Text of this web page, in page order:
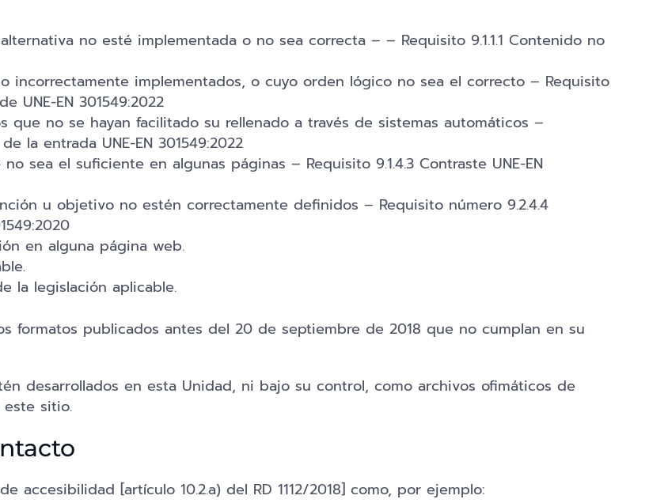
no esté implementada o no sea correcta – – Requisito 9.1.1.1 Contenido no
incorrectamente implementados, o cuyo orden lógico no sea el correcto – Requisito
UNE-EN 301549:2022
que no se hayan facilitado su rellenado a través de sistemas automáticos –
la entrada UNE-EN 301549:2022
sea el suficiente en algunas páginas – Requisito 9.1.4.3 Contraste UNE-EN
u objetivo no estén correctamente definidos – Requisito número 9.2.4.4
en alguna página web.
la legislación aplicable.
formatos publicados antes del 20 de septiembre de 2018 que no cumplan en su
desarrollados en esta Unidad, ni bajo su control, como archivos ofimáticos de
sitio.
accesibilidad [artículo 10.2.a) del RD 1112/2018] como, por ejemplo: